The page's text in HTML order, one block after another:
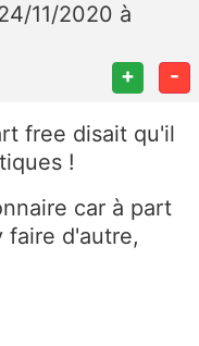
11/2020 à
+ -
free disait qu'il
!
car à part
faire d'autre,